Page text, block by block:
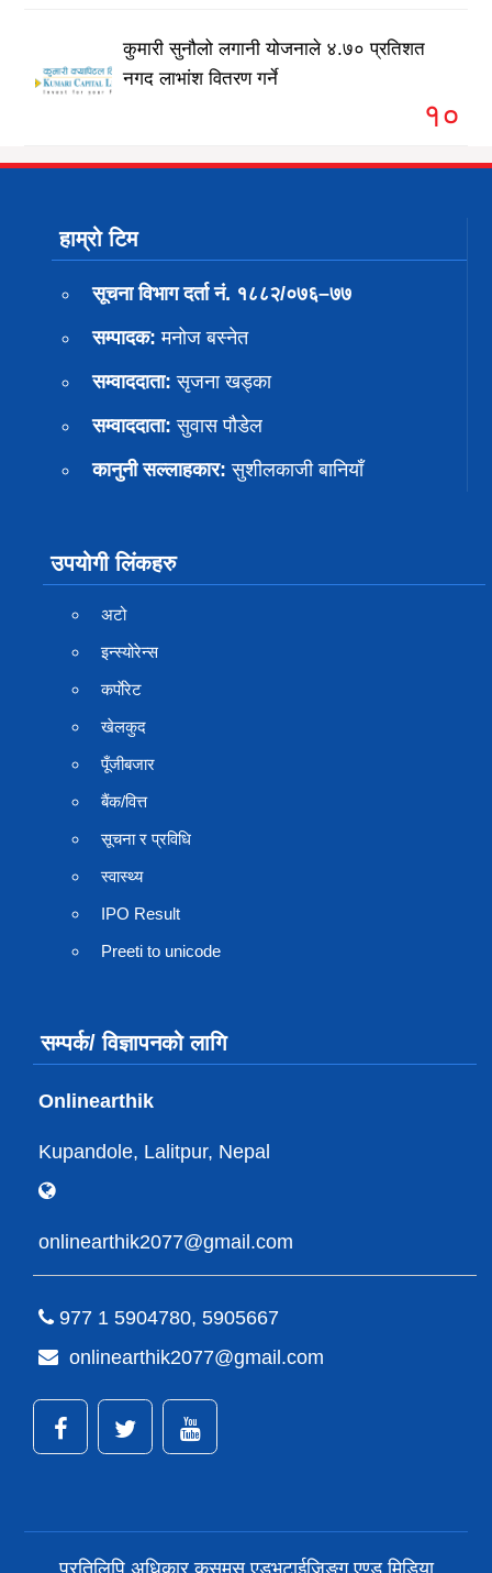
कुमारी सुनौलो लगानी योजनाले ४.७० प्रतिशत
नगद लाभांश वितरण गर्ने
१०
हाम्रो टिम
सूचना विभाग दर्ता नं. १८८२/०७६–७७
सम्पादक: मनोज बस्नेत
सम्वाददाता: सृजना खड्का
सम्वाददाता: सुवास पाैडेल
कानुनी सल्लाहकार: सुशीलकाजी बानियाँ
उपयोगी लिंकहरु
अटो
इन्स्योरेन्स
कर्पाेरेट
खेलकुद
पूँजीबजार
बैंक/वित्त
सूचना र प्रविधि
स्वास्थ्य
IPO Result
Preeti to unicode
सम्पर्क/ विज्ञापनको लागि
Onlinearthik
Kupandole, Lalitpur, Nepal
onlinearthik2077@gmail.com
977 1 5904780, 5905667
onlinearthik2077@gmail.com